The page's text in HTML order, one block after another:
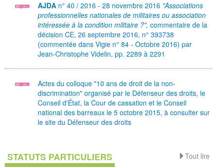
AJDA n° 40 / 2016 - 28 novembre 2016 "Associations
professionnelles nationales de militaires ou association
intéressée à la condition militaire ?", commentaire de la
décision CE, 26 septembre 2016, n° 393738
(commentée dans Vigie n° 84 - Octobre 2016) par
Jean-Christophe Videlin, pp. 2289 à 2291
Actes du colloque "10 ans de droit de la non-
discrimination" organisé par le Défenseur des droits, le
Conseil d'État, la Cour de cassation et le Conseil
national des barreaux le 5 octobre 2015, à consulter sur
le site du Défenseur des droits
Tout lire
STATUTS PARTICULIERS